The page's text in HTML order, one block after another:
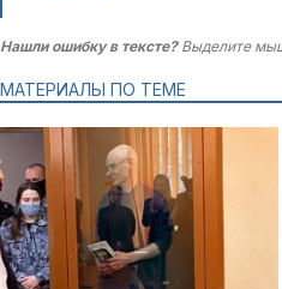
Нашли ошибку в тексте?Выделите
МАТЕРИАЛЫ ПО ТЕМЕ